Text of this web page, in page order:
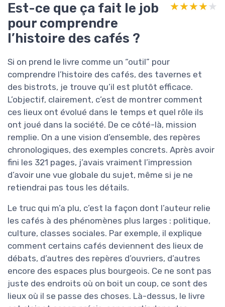
Est-ce que ça fait le job
pour comprendre
l’histoire des cafés ?
★★★★★
★★★★★
Si on prend le livre comme un “outil” pour
comprendre l’histoire des cafés, des tavernes et
des bistrots, je trouve qu’il est plutôt efficace.
L’objectif, clairement, c’est de montrer comment
ces lieux ont évolué dans le temps et quel rôle ils
ont joué dans la société. De ce côté-là, mission
remplie. On a une vision d’ensemble, des repères
chronologiques, des exemples concrets. Après avoir
fini les 321 pages, j’avais vraiment l’impression
d’avoir une vue globale du sujet, même si je ne
retiendrai pas tous les détails.
Le truc qui m’a plu, c’est la façon dont l’auteur relie
les cafés à des phénomènes plus larges : politique,
culture, classes sociales. Par exemple, il explique
comment certains cafés deviennent des lieux de
débats, d’autres des repères d’ouvriers, d’autres
encore des espaces plus bourgeois. Ce ne sont pas
juste des endroits où on boit un coup, ce sont des
lieux où il se passe des choses. Là-dessus, le livre